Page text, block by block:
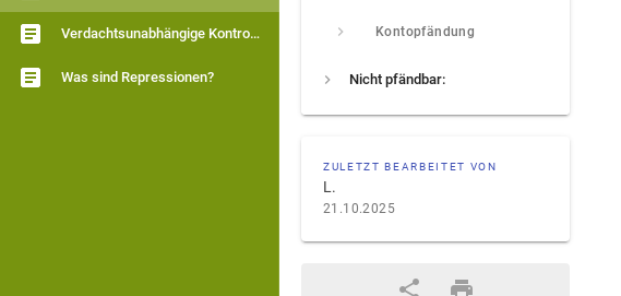
Verdachtsunabhängige Kontrollen
Was sind Repressionen?
Kontopfändung
Nicht pfändbar:
ZULETZT BEARBEITET VON
L.
21.10.2025